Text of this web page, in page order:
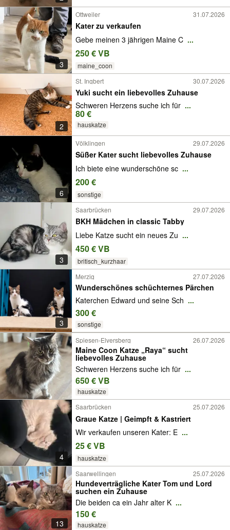
3
Ottweiler 31.07.2026
Kater zu verkaufen
Gebe meinen 3 jährigen Maine C ...
250 € VB
maine_coon
2
St. Ingbert 30.07.2026
Yuki sucht ein liebevolles Zuhause
Schweren Herzens suche ich für ...
80 €
hauskatze
6
Völklingen 29.07.2026
Süßer Kater sucht liebevolles Zuhause
Ich biete eine wunderschöne sc ...
200 €
sonstige
3
Saarbrücken 29.07.2026
BKH Mädchen in classic Tabby
Liebe Katze sucht ein neues Zu ...
450 € VB
britisch_kurzhaar
3
Merzig 27.07.2026
Wunderschönes schüchternes Pärchen
Katerchen Edward und seine Sch ...
300 €
sonstige
Spiesen-Elversberg
26.07.2026
Maine Coon Katze „Raya“ sucht
liebevolles Zuhause
Schweren Herzens suche ich für ...
650 € VB
hauskatze
4
Saarbrücken 25.07.2026
Graue Katze | Geimpft & Kastriert
Wir verkaufen unseren Kater: E ...
25 € VB
hauskatze
13
Saarwellingen 25.07.2026
Hundeverträgliche Kater Tom und Lord
suchen ein Zuhause
Die beiden ca ein Jahr alter K ...
150 €
hauskatze